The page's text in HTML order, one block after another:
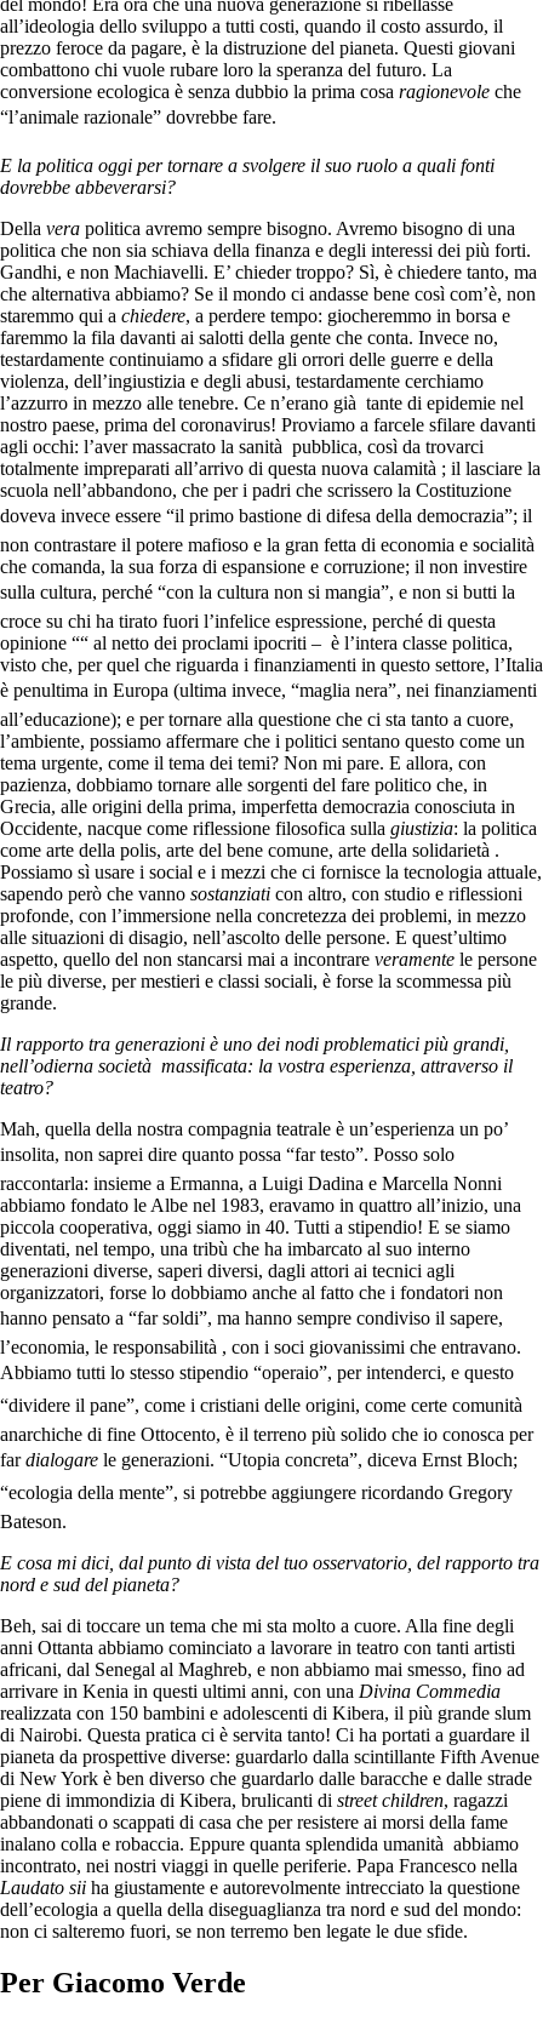
del mondo! Era ora che una nuova generazione si ribellasse
all’ideologia dello sviluppo a tutti costi, quando il costo assurdo, il
prezzo feroce da pagare, è la distruzione del pianeta. Questi giovani
combattono chi vuole rubare loro la speranza del futuro. La
conversione ecologica è senza dubbio la prima cosa ragionevole che
“l’animale razionale” dovrebbe fare.
E la politica oggi per tornare a svolgere il suo ruolo a quali fonti
dovrebbe abbeverarsi?
Della vera politica avremo sempre bisogno. Avremo bisogno di una
politica che non sia schiava della finanza e degli interessi dei più forti.
Gandhi, e non Machiavelli. E’ chieder troppo? Sì, è chiedere tanto, ma
che alternativa abbiamo? Se il mondo ci andasse bene così com’è, non
staremmo qui a chiedere, a perdere tempo: giocheremmo in borsa e
faremmo la fila davanti ai salotti della gente che conta. Invece no,
testardamente continuiamo a sfidare gli orrori delle guerre e della
violenza, dell’ingiustizia e degli abusi, testardamente cerchiamo
l’azzurro in mezzo alle tenebre. Ce n’erano già tante di epidemie nel
nostro paese, prima del coronavirus! Proviamo a farcele sfilare davanti
agli occhi: l’aver massacrato la sanità pubblica, così da trovarci
totalmente impreparati all’arrivo di questa nuova calamità ; il lasciare la
scuola nell’abbandono, che per i padri che scrissero la Costituzione
doveva invece essere “il primo bastione di difesa della democrazia”; il
non contrastare il potere mafioso e la gran fetta di economia e socialità
che comanda, la sua forza di espansione e corruzione; il non investire
sulla cultura, perché “con la cultura non si mangia”, e non si butti la
croce su chi ha tirato fuori l’infelice espressione, perché di questa
opinione ““ al netto dei proclami ipocriti – è l’intera classe politica,
visto che, per quel che riguarda i finanziamenti in questo settore, l’Italia
è penultima in Europa (ultima invece, “maglia nera”, nei finanziamenti
all’educazione); e per tornare alla questione che ci sta tanto a cuore,
l’ambiente, possiamo affermare che i politici sentano questo come un
tema urgente, come il tema dei temi? Non mi pare. E allora, con
pazienza, dobbiamo tornare alle sorgenti del fare politico che, in
Grecia, alle origini della prima, imperfetta democrazia conosciuta in
Occidente, nacque come riflessione filosofica sulla giustizia: la politica
come arte della polis, arte del bene comune, arte della solidarietà .
Possiamo sì usare i social e i mezzi che ci fornisce la tecnologia attuale,
sapendo però che vanno sostanziati con altro, con studio e riflessioni
profonde, con l’immersione nella concretezza dei problemi, in mezzo
alle situazioni di disagio, nell’ascolto delle persone. E quest’ultimo
aspetto, quello del non stancarsi mai a incontrare veramente le persone
le più diverse, per mestieri e classi sociali, è forse la scommessa più
grande.
Il rapporto tra generazioni è uno dei nodi problematici più grandi,
nell’odierna società massificata: la vostra esperienza, attraverso il
teatro?
Mah, quella della nostra compagnia teatrale è un’esperienza un po’
insolita, non saprei dire quanto possa “far testo”. Posso solo
raccontarla: insieme a Ermanna, a Luigi Dadina e Marcella Nonni
abbiamo fondato le Albe nel 1983, eravamo in quattro all’inizio, una
piccola cooperativa, oggi siamo in 40. Tutti a stipendio! E se siamo
diventati, nel tempo, una tribù che ha imbarcato al suo interno
generazioni diverse, saperi diversi, dagli attori ai tecnici agli
organizzatori, forse lo dobbiamo anche al fatto che i fondatori non
hanno pensato a “far soldi”, ma hanno sempre condiviso il sapere,
l’economia, le responsabilità , con i soci giovanissimi che entravano.
Abbiamo tutti lo stesso stipendio “operaio”, per intenderci, e questo
“dividere il pane”, come i cristiani delle origini, come certe comunità
anarchiche di fine Ottocento, è il terreno più solido che io conosca per
fardialogare le generazioni. “Utopia concreta”, diceva Ernst Bloch;
“ecologia della mente”, si potrebbe aggiungere ricordando Gregory
Bateson.
E cosa mi dici, dal punto di vista del tuo osservatorio, del rapporto tra
nord e sud del pianeta?
Beh, sai di toccare un tema che mi sta molto a cuore. Alla fine degli
anni Ottanta abbiamo cominciato a lavorare in teatro con tanti artisti
africani, dal Senegal al Maghreb, e non abbiamo mai smesso, fino ad
arrivare in Kenia in questi ultimi anni, con una Divina Commedia
realizzata con 150 bambini e adolescenti di Kibera, il più grande slum
di Nairobi. Questa pratica ci è servita tanto! Ci ha portati a guardare il
pianeta da prospettive diverse: guardarlo dalla scintillante Fifth Avenue
di New York è ben diverso che guardarlo dalle baracche e dalle strade
piene di immondizia di Kibera, brulicanti di street children, ragazzi
abbandonati o scappati di casa che per resistere ai morsi della fame
inalano colla e robaccia. Eppure quanta splendida umanità abbiamo
incontrato, nei nostri viaggi in quelle periferie. Papa Francesco nella
Laudato sii ha giustamente e autorevolmente intrecciato la questione
dell’ecologia a quella della diseguaglianza tra nord e sud del mondo:
non ci salteremo fuori, se non terremo ben legate le due sfide.
Per Giacomo Verde